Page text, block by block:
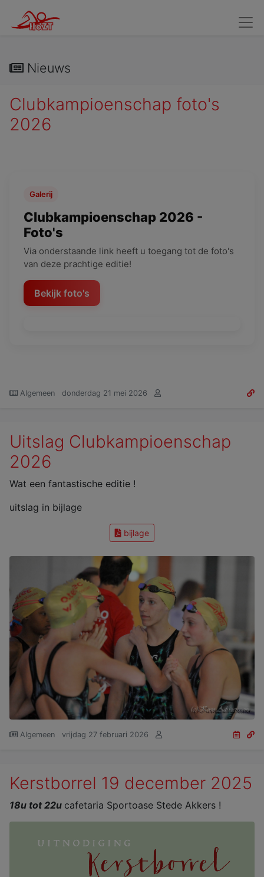
Wedstrijdzwemmers
Nieuws
Clubkampioenschap foto's
2026
Galerij
Clubkampioenschap 2026 -
Foto's
Via onderstaande link heeft u toegang tot de foto's
van deze prachtige editie!
Bekijk foto's
Algemeen donderdag 21 mei 2026
Uitslag Clubkampioenschap
2026
Wat een fantastische editie !
uitslag in bijlage
bijlage
Algemeen vrijdag 27 februari 2026
Kerstborrel 19 december 2025
18u tot 22u cafetaria Sportoase Stede Akkers !